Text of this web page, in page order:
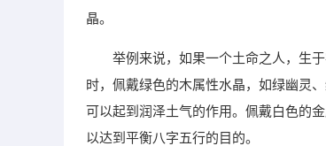
晶。
举例来说，如果一个土命之人，生
时，佩戴绿色的木属性水晶，如绿幽灵
可以起到润泽土气的作用。佩戴白色的
以达到平衡八字五行的目的。